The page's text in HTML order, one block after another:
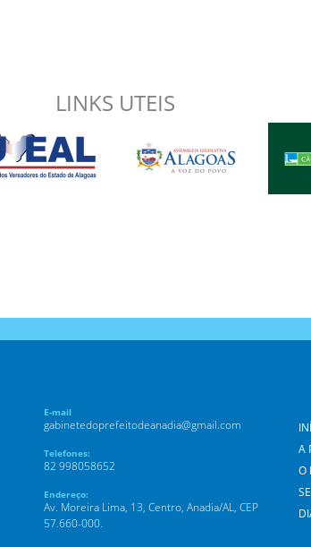
LINKS UTEIS
E-mail
gabinetedoprefeitodeanadia@gmail.com
Telefones:
82 998058652
Endereço:
Av. Moreira Lima, 13, Centro, Anadia/AL, CEP
57.660-000.
A
O